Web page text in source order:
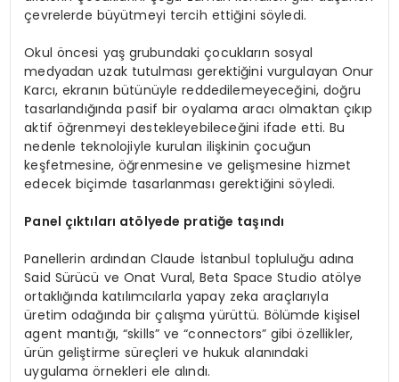
çevrelerde büyütmeyi tercih ettiğini söyledi.
Okul öncesi yaş grubundaki çocukların sosyal
medyadan uzak tutulması gerektiğini vurgulayan Onur
Karcı, ekranın bütünüyle reddedilemeyeceğini, doğru
tasarlandığında pasif bir oyalama aracı olmaktan çıkıp
aktif öğrenmeyi destekleyebileceğini ifade etti. Bu
nedenle teknolojiyle kurulan ilişkinin çocuğun
keşfetmesine, öğrenmesine ve gelişmesine hizmet
edecek biçimde tasarlanması gerektiğini söyledi.
Panel çıktıları atölyede pratiğe taşındı
Panellerin ardından Claude İstanbul topluluğu adına
Said Sürücü ve Onat Vural, Beta Space Studio atölye
ortaklığında katılımcılarla yapay zeka araçlarıyla
üretim odağında bir çalışma yürüttü. Bölümde kişisel
agent mantığı, “skills” ve “connectors” gibi özellikler,
ürün geliştirme süreçleri ve hukuk alanındaki
uygulama örnekleri ele alındı.